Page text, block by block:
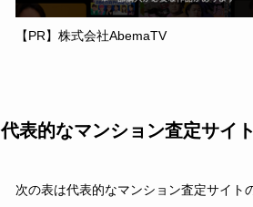
【PR】株式会社AbemaTV
代表的なマンション査定サイト
次の表は代表的なマンション査定サイト